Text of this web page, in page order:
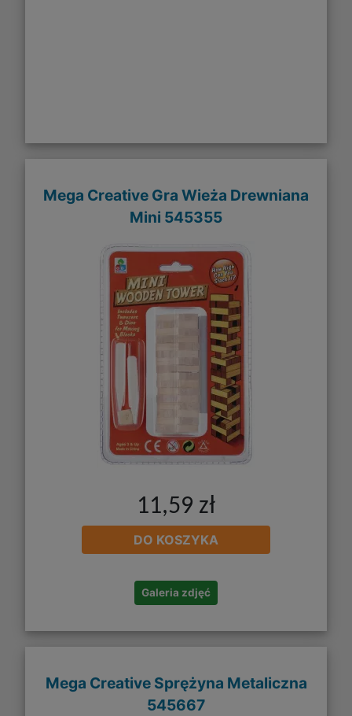
Mega Creative Gra Wieża Drewniana
Mini 545355
11,59 zł
DO KOSZYKA
Galeria zdjęć
Mega Creative Sprężyna Metaliczna
545667